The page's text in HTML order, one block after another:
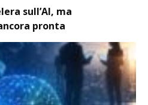
sull’AI, ma
pronta